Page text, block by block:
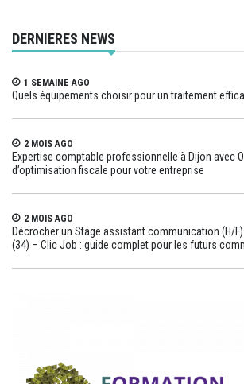
DERNIERES NEWS
1 SEMAINE AGO
Quels équipements choisir pour un traitement
2 MOIS AGO
Expertise comptable professionnelle à Dijon avec
d’optimisation fiscale pour votre entreprise
2 MOIS AGO
Décrocher un Stage assistant communication (H/F)
(34) – Clic Job : guide complet pour les futurs